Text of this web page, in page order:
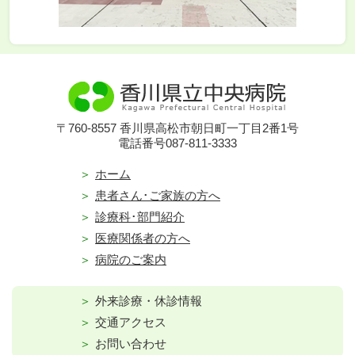
〒760-8557 香川県高松市朝日町一丁目2番1号
電話番号087-811-3333
ホーム
患者さん･ご家族の方へ
診療科･部門紹介
医療関係者の方へ
病院のご案内
外来診療・休診情報
交通アクセス
お問い合わせ